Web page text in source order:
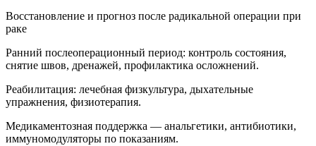
Восстановление и прогноз после радикальной операции при
раке
Ранний послеоперационный период: контроль состояния,
снятие швов, дренажей, профилактика осложнений.
Реабилитация: лечебная физкультура, дыхательные
упражнения, физиотерапия.
Медикаментозная поддержка — анальгетики, антибиотики,
иммуномодуляторы по показаниям.